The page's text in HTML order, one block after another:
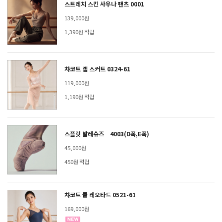
스트레치 스킨 사우나 팬츠 0001
139,000원
1,390원 적립
챠코트 랩 스커트 0324-61
119,000원
1,190원 적립
스플릿 발레슈즈 4003(D폭,E폭)
45,000원
450원 적립
챠코트 쿨 레오타드 0521-61
169,000원